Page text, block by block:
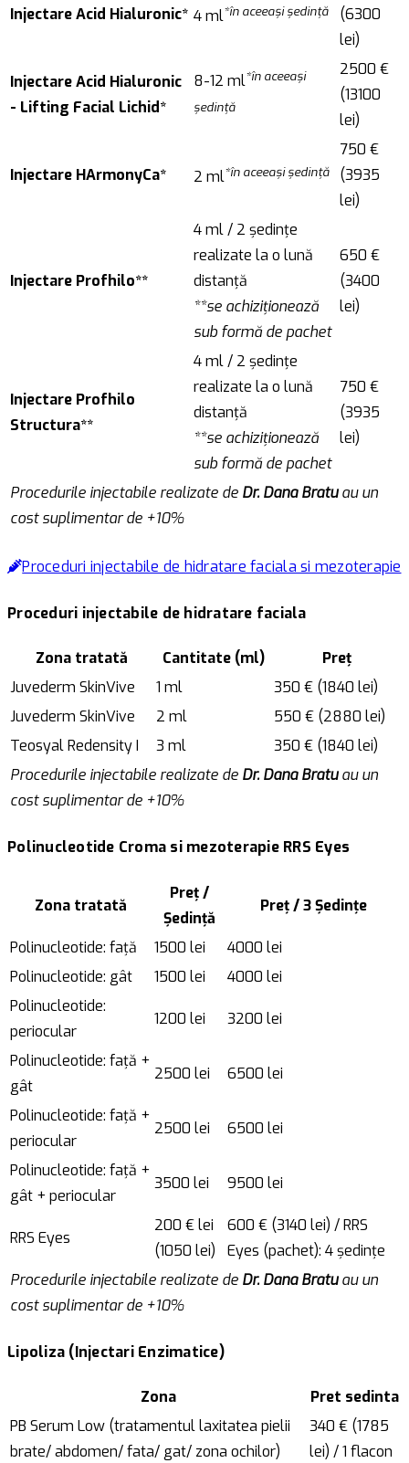
Injectare Acid Hialuronic* 4 ml*în aceeași ședință
(6300
lei)
Injectare Acid Hialuronic
- Lifting Facial Lichid*
8-12 ml*în aceeași
ședință
2500 €
(13100
lei)
Injectare HArmonyCa* 2 ml*în aceeași ședință
750 €
(3935
lei)
Injectare Profhilo**
4 ml / 2 ședințe
realizate la o lună
distanță
**se achiziționează
sub formă de pachet
650 €
(3400
lei)
Injectare Profhilo
Structura**
4 ml / 2 ședințe
realizate la o lună
distanță
**se achiziționează
sub formă de pachet
750 €
(3935
lei)
Procedurile injectabile realizate de Dr. Dana Bratuau un
cost suplimentar de +10%
Proceduri injectabile de hidratare faciala si mezoterapie
Proceduri injectabile de hidratare faciala
Zona tratată Cantitate (ml)
Preț
Juvederm SkinVive
1 ml
350 € (1840 lei)
Juvederm SkinVive
2 ml
550 € (2880 lei)
Teosyal Redensity I
3 ml
350 € (1840 lei)
Procedurile injectabile realizate de Dr. Dana Bratuau un
cost suplimentar de +10%
Polinucleotide Croma si mezoterapie RRS Eyes
Zona tratată
Preț /
Ședință
Preț / 3 Ședințe
Polinucleotide: față 1500 lei
4000 lei
Polinucleotide: gât
1500 lei
4000 lei
Polinucleotide:
periocular
1200 lei 3200 lei
Polinucleotide: față +
gât
2500 lei 6500 lei
Polinucleotide: față +
periocular
2500 lei 6500 lei
Polinucleotide: față +
gât + periocular
3500 lei 9500 lei
RRS Eyes
200 € lei
(1050 lei)
600 € (3140 lei) / RRS
Eyes (pachet): 4 ședințe
Procedurile injectabile realizate de Dr. Dana Bratuau un
cost suplimentar de +10%
Lipoliza (Injectari Enzimatice)
Zona
Pret sedinta
PB Serum Low (tratamentul laxitatea pielii
brate/ abdomen/ fata/ gat/ zona ochilor)
340 € (1785
lei) / 1 flacon